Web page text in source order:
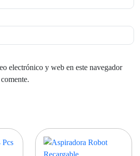
electrónico y web en este navegador